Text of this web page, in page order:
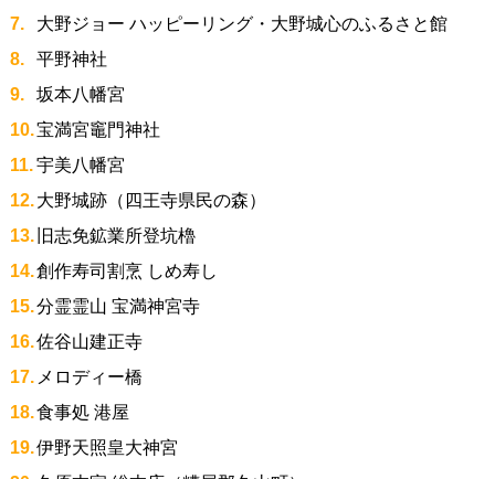
大野ジョー ハッピーリング・大野城心のふるさと館
平野神社
坂本八幡宮
宝満宮竈門神社
宇美八幡宮
大野城跡（四王寺県民の森）
旧志免鉱業所登坑櫓
創作寿司割烹 しめ寿し
分霊霊山 宝満神宮寺
佐谷山建正寺
メロディー橋
食事処 港屋
伊野天照皇大神宮